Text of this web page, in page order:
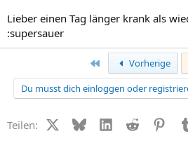
Lieber einen Tag länger krank als
:supersauer
Erste Vorherige
Du musst dich einloggen oder
Teilen: X (Twitter)
BlueskyLinkedIn
Reddit